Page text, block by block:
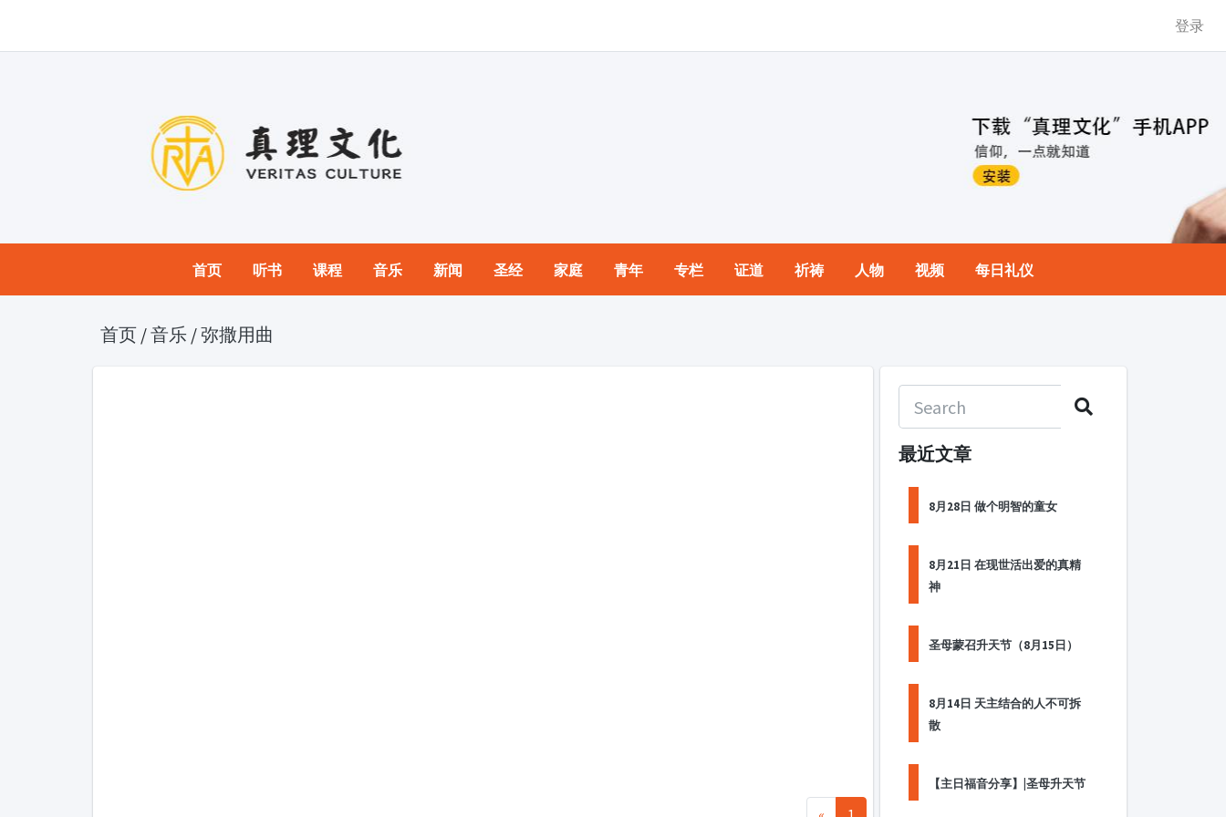
登录
首页 听书 课程 音乐 新闻 圣经 家庭 青年 专栏 证道 祈祷 人物 视频 每日礼仪
首页 /音乐 /弥撒用曲
最近文章
8月28日 做个明智的童女
8月21日 在现世活出爱的真精
神
圣母蒙召升天节（8月15日）
8月14日 天主结合的人不可拆
散
【主日福音分享】|圣母升天节